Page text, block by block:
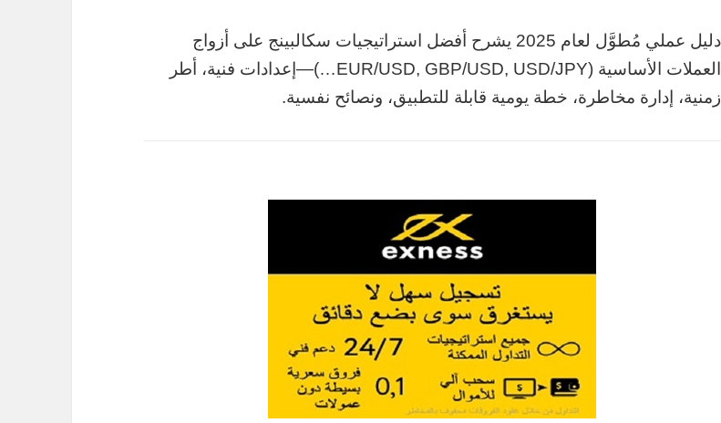
دليل عملي مُطوَّل لعام 2025 يشرح أفضل استراتيجيات سكالبينج على أزواج
العملات الأساسية (EUR/USD, GBP/USD, USD/JPY…)—إعدادات فنية، أطر
زمنية، إدارة مخاطرة، خطة يومية قابلة للتطبيق، ونصائح نفسية.